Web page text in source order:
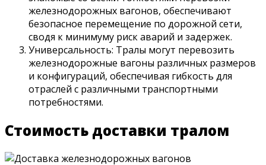
железнодорожных вагонов, обеспечивают
безопасное перемещение по дорожной сети,
сводя к минимуму риск аварий и задержек.
Универсальность: Тралы могут перевозить
железнодорожные вагоны различных размеров
и конфигураций, обеспечивая гибкость для
отраслей с различными транспортными
потребностями.
Стоимость доставки тралом